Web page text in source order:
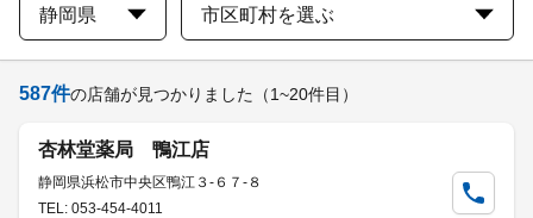
静岡県 市区町村を選ぶ
587件の店舗が見つかりました （1~20件目）
杏林堂薬局 鴨江店
静岡県浜松市中央区鴨江３-６７-８
TEL: 053-454-4011